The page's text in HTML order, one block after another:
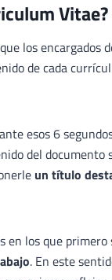
Vitae?
los
de cada
esos 6
del
un título
en los que
. En este